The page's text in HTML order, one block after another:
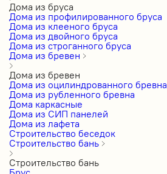
Дома из бруса
Дома из профилированного бруса
Дома из клееного бруса
Дома из двойного бруса
Дома из строганного бруса
Дома из бревен
Дома из бревен
Дома из оцилиндрованного бревна
Дома из рубленного бревна
Дома каркасные
Дома из СИП панелей
Дома из лафета
Строительство беседок
Строительство бань
Строительство бань